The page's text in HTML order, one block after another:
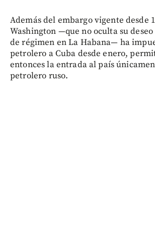
Además del embargo vigente desde
Washington —que no oculta su
de régimen en La Habana— ha
petrolero a Cuba desde enero,
entonces la entrada al país
petrolero ruso.